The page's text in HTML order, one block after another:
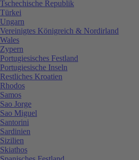
Tschechische Republik
Türkei
Ungarn
Vereinigtes Königreich & Nordirland
Wales
Zypern
Portugiesisches Festland
Portugiesische Inseln
Restliches Kroatien
Rhodos
Samos
Sao Jorge
Sao Miguel
Santorini
Sardinien
Sizilien
Skiathos